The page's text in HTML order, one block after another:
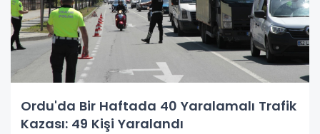
Ordu'da Bir Haftada 40 Yaralamalı Trafik
Kazası: 49 Kişi Yaralandı